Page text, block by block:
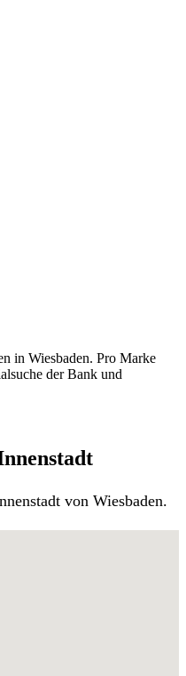
in Wiesbaden. Pro Marke
der Bank und
von Wiesbaden.